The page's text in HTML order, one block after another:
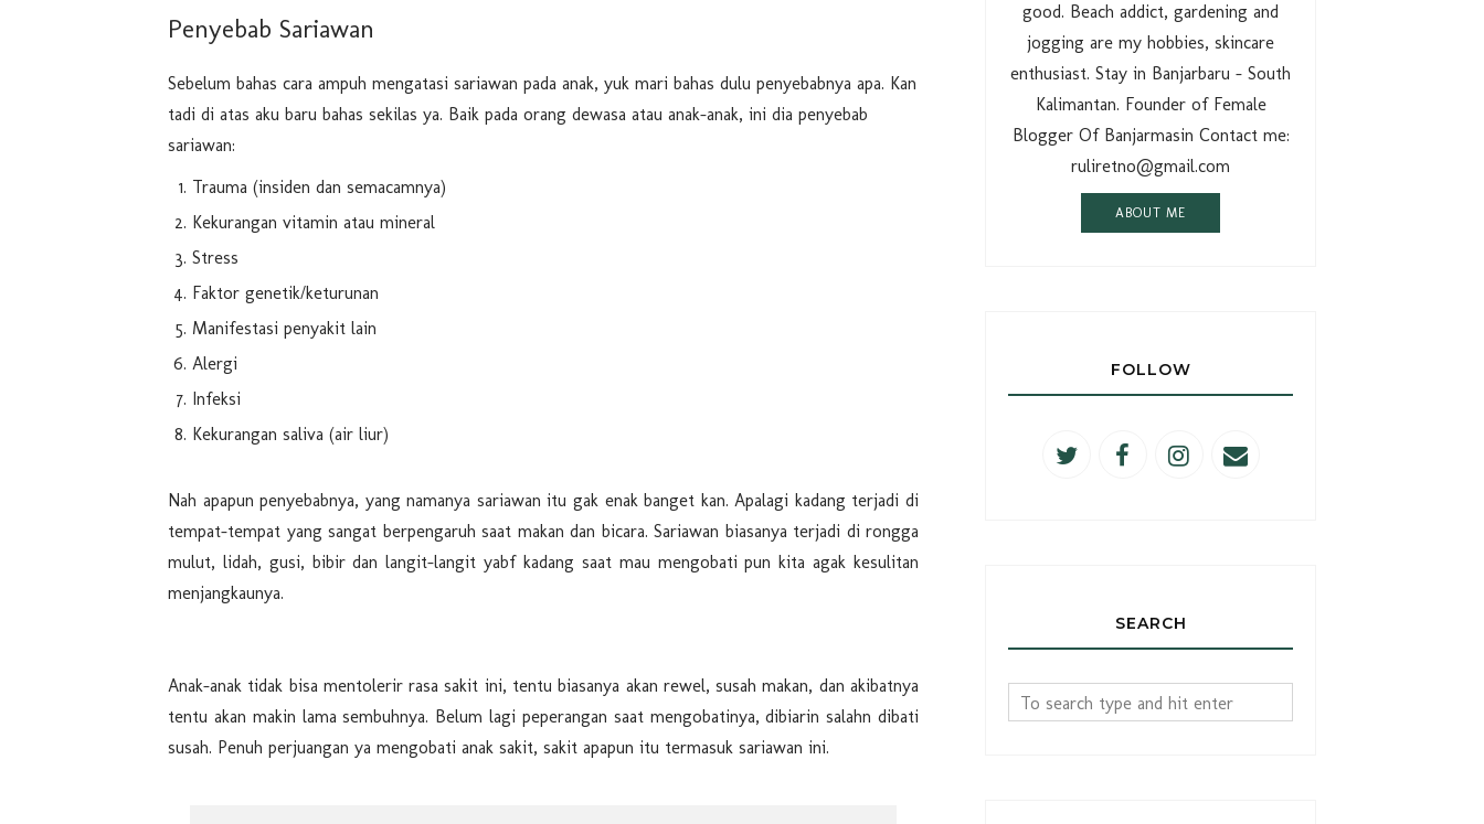
Penyebab Sariawan
Sebelum bahas cara ampuh mengatasi sariawan pada anak, yuk mari bahas dulu penyebabnya apa. Kan
tadi di atas aku baru bahas sekilas ya. Baik pada orang dewasa atau anak-anak, ini dia penyebab
sariawan:
Trauma (insiden dan semacamnya)
Kekurangan vitamin atau mineral
Stress
Faktor genetik/keturunan
Manifestasi penyakit lain
Alergi
Infeksi
Kekurangan saliva (air liur)
Nah apapun penyebabnya, yang namanya sariawan itu gak enak banget kan. Apalagi kadang terjadi di
tempat-tempat yang sangat berpengaruh saat makan dan bicara. Sariawan biasanya terjadi di rongga
mulut, lidah, gusi, bibir dan langit-langit yabf kadang saat mau mengobati pun kita agak kesulitan
menjangkaunya.
Anak-anak tidak bisa mentolerir rasa sakit ini, tentu biasanya akan rewel, susah makan, dan akibatnya
tentu akan makin lama sembuhnya. Belum lagi peperangan saat mengobatinya, dibiarin salahn dibati
susah. Penuh perjuangan ya mengobati anak sakit, sakit apapun itu termasuk sariawan ini.
good. Beach addict, gardening and
jogging are my hobbies, skincare
enthusiast. Stay in Banjarbaru - South
Kalimantan. Founder of Female
Blogger Of Banjarmasin Contact me:
ruliretno@gmail.com
ABOUT ME
FOLLOW
SEARCH